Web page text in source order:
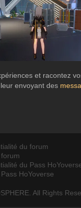
et racontez
envoyant des
du forum
du Pass
HoYoverse
All Rights